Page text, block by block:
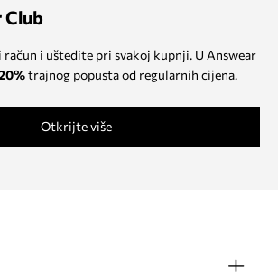
Club
i uštedite pri svakoj kupnji. U Answear
trajnog popusta od regularnih cijena.
Otkrijte više